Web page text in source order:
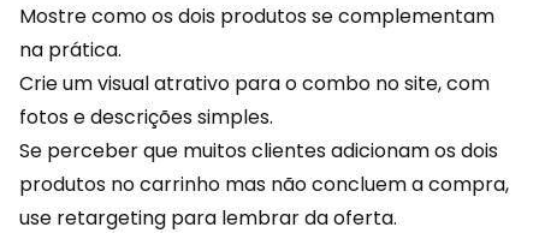
Mostre como os dois produtos se complementam
na prática.
Crie um visual atrativo para o combo no site, com
fotos e descrições simples.
Se perceber que muitos clientes adicionam os dois
produtos no carrinho mas não concluem a compra,
use retargeting para lembrar da oferta.